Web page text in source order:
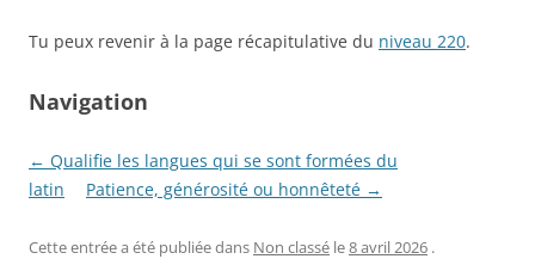
Tu peux revenir à la page récapitulative du niveau 220.
Navigation
← Qualifie les langues qui se sont formées du
latin
Patience, générosité ou honnêteté →
Cette entrée a été publiée dans Non classé le8 avril 2026 .